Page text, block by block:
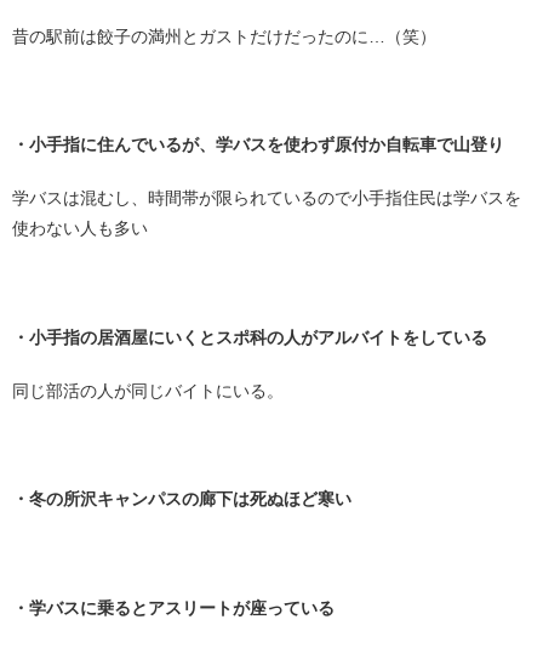
昔の駅前は餃子の満州とガストだけだったのに…（笑）
・小手指に住んでいるが、学バスを使わず原付か自転車で山登り
学バスは混むし、時間帯が限られているので小手指住民は学バスを
使わない人も多い
・小手指の居酒屋にいくとスポ科の人がアルバイトをしている
同じ部活の人が同じバイトにいる。
・冬の所沢キャンパスの廊下は死ぬほど寒い
・学バスに乗るとアスリートが座っている